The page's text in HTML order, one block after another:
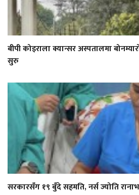
बीपी कोइराला क्यान्सर अस्पतालमा
सुरु
सरकारसँग १९ बुँदे सहमति, नर्स ज्योति